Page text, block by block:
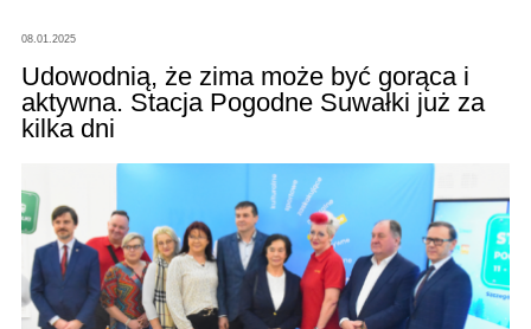
08.01.2025
Udowodnią, że zima może być gorąca i
aktywna. Stacja Pogodne Suwałki już za
kilka dni